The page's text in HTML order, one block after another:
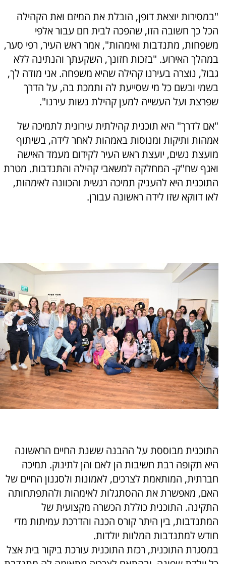
"במסירות יוצאת דופן, הובלת את המיזם ואת הקהילה
הכל כך חשובה הזו, שהפכה לבית חם עבור אלפי
משפחות, מתנדבות ואימהות", אמר ראש העיר, רפי סער,
במהלך האירוע. "בזכות חזונך, השקעתך והנתינה ללא
גבול, נוצרה בעירנו קהילה שהיא משפחה. אני מודה לך,
בשמי ובשם כל מי שסייעת לה ותמכת בה, על הדרך
שפרצת ועל העשייה למען קהילת נשות עירנו".
"אם לדרך" היא תוכנית קהילתית עירונית לתמיכה של
אמהות ותיקות ומנוסות באמהות לאחר לידה, בשיתוף
מועצת נשים, יועצת ראש העיר לקידום מעמד האישה
ואגף שח"ק- המחלקה למשאבי קהילה והתנדבות. מטרת
התוכנית היא להעניק תמיכה רגשית והכוונה לאימהות,
לאו דווקא שזו לידה ראשונה עבורן.
התוכנית מבוססת על ההבנה ששנת החיים הראשונה
היא תקופה רבת חשיבות הן לאם והן לתינוק. תמיכה
חברתית, המותאמת לצרכים, לאמונות ולסגנון החיים של
האם, מאפשרת את ההסתגלות לאימהות ולהתפתחותה
התקינה. התוכנית כוללת הכשרה מקצועית של
המתנדבות, בין היתר קורס הכנה והדרכת עמיתות מדי
חודש למתנדבות המלוות יולדות.
במסגרת התוכנית, רכזת התוכנית עורכת ביקור בית אצל